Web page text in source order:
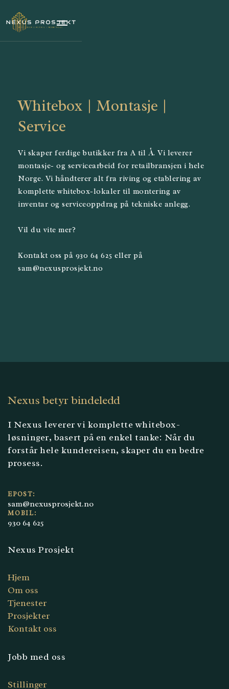
Whitebox | Montasje |
Service
Vi skaper ferdige butikker fra A til Å. Vi leverer
montasje- og servicearbeid for retailbransjen i hele
Norge. Vi håndterer alt fra riving og etablering av
komplette whitebox-lokaler til montering av
inventar og serviceoppdrag på tekniske anlegg.
Vil du vite mer?
Kontakt oss på 930 64 625 eller på
sam@nexusprosjekt.no
Nexus betyr bindeledd
I Nexus leverer vi komplette whitebox-
løsninger, basert på en enkel tanke: Når du
forstår hele kundereisen, skaper du en bedre
prosess.
EPOST:
sam@nexusprosjekt.no
MOBIL:
930 64 625
Nexus Prosjekt
Hjem
Om oss
Tjenester
Prosjekter
Kontakt oss
Jobb med oss
Stillinger